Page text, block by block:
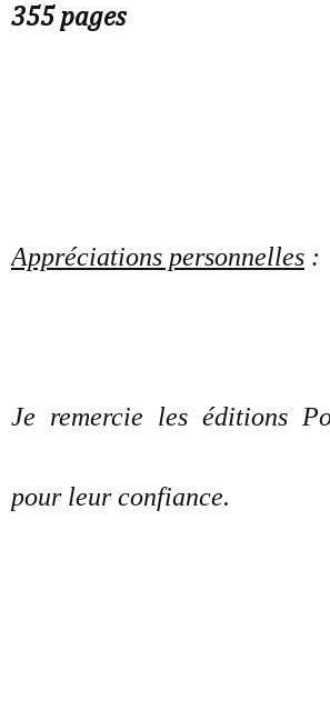
355 pages
Appréciations personnelles :
Je remercie les éditions
pour leur confiance.